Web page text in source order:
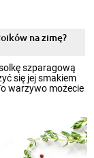
oko w sezonie
ze
świeżość
na zimę?
szparagową
się jej smakiem
warzywo możecie